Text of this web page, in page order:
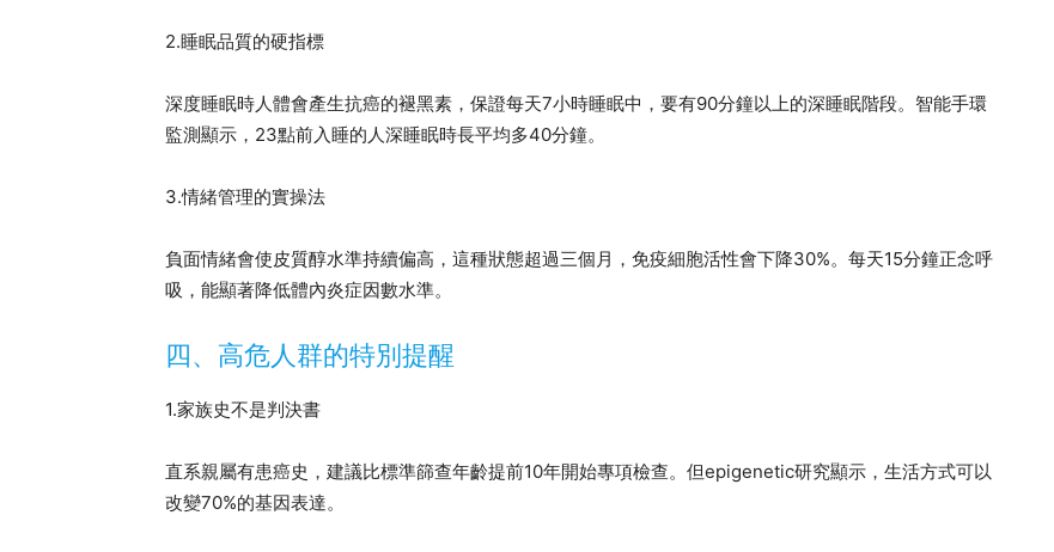
2.睡眠品質的硬指標
深度睡眠時人體會產生抗癌的褪黑素，保證每天7小時睡眠中，要有90分鐘以上的深睡眠階段。智能手環
監測顯示，23點前入睡的人深睡眠時長平均多40分鐘。
3.情緒管理的實操法
負面情緒會使皮質醇水準持續偏高，這種狀態超過三個月，免疫細胞活性會下降30%。每天15分鐘正念呼
吸，能顯著降低體內炎症因數水準。
四、高危人群的特別提醒
1.家族史不是判決書
直系親屬有患癌史，建議比標準篩查年齡提前10年開始專項檢查。但epigenetic研究顯示，生活方式可以
改變70%的基因表達。